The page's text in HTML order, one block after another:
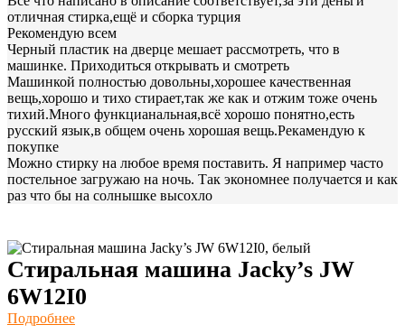
отличная стирка,ещё и сборка турция
Рекомендую всем
Черный пластик на дверце мешает рассмотреть, что в
машинке. Приходиться открывать и смотреть
Машинкой полностью довольны,хорошее качественная
вещь,хорошо и тихо стирает,так же как и отжим тоже очень
тихий.Много функцианальная,всё хорошо понятно,есть
русский язык,в общем очень хорошая вещь.Рекамендую к
покупке
Можно стирку на любое время поставить. Я например часто
постельное загружаю на ночь. Так экономнее получается и как
раз что бы на солнышке высохло
Стиральная машина Jacky’s JW
6W12I0
Подробнее